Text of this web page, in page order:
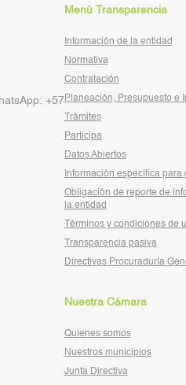
+57
Menú Transparencia
Información de la entidad
Normativa
Contratación
Planeación, Presupuesto e
Trámites
Participa
Datos Abiertos
Información específica
Obligación de reporte de
la entidad
Términos y condiciones de
Transparencia pasiva
Directivas Procuraduría
Nuestra Cámara
Quienes somos
Nuestros municipios
Junta Directiva